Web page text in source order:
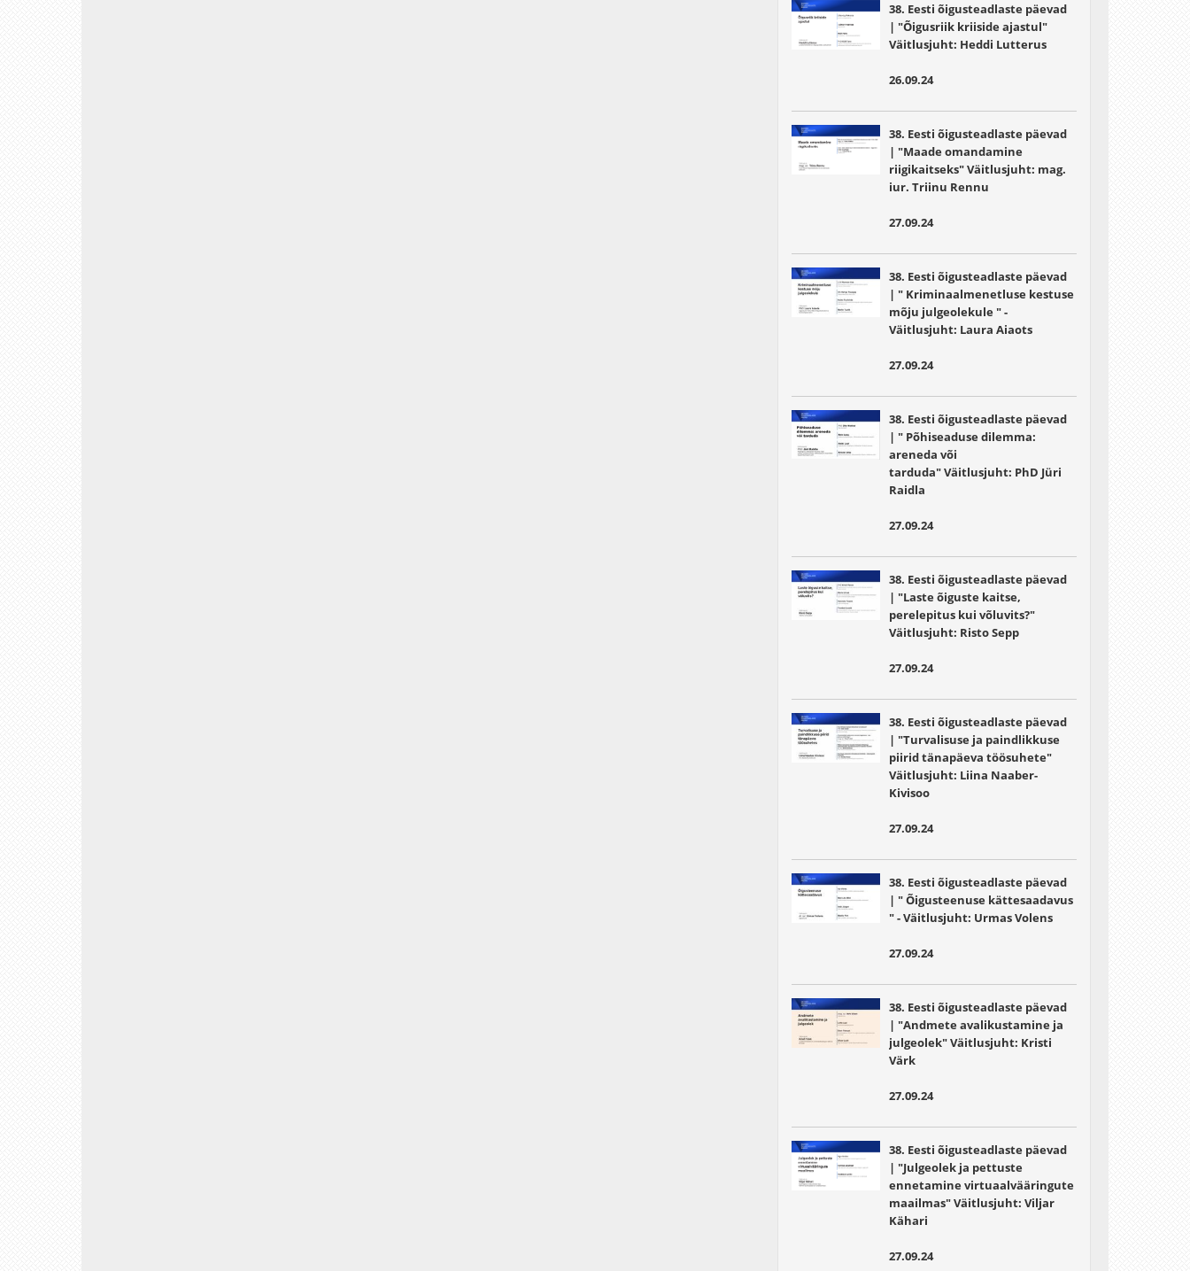
38. Eesti õigusteadlaste päevad
| "Õigusriik kriiside ajastul"
Väitlusjuht: Heddi Lutterus
26.09.24
38. Eesti õigusteadlaste päevad
| "Maade omandamine
riigikaitseks" Väitlusjuht: mag.
iur. Triinu Rennu
27.09.24
38. Eesti õigusteadlaste päevad
| " Kriminaalmenetluse kestuse
mõju julgeolekule " -
Väitlusjuht: Laura Aiaots
27.09.24
38. Eesti õigusteadlaste päevad
| " Põhiseaduse dilemma:
areneda või
tarduda" Väitlusjuht: PhD Jüri
Raidla
27.09.24
38. Eesti õigusteadlaste päevad
| "Laste õiguste kaitse,
perelepitus kui võluvits?"
Väitlusjuht: Risto Sepp
27.09.24
38. Eesti õigusteadlaste päevad
| "Turvalisuse ja paindlikkuse
piirid tänapäeva töösuhete"
Väitlusjuht: Liina Naaber-
Kivisoo
27.09.24
38. Eesti õigusteadlaste päevad
| " Õigusteenuse kättesaadavus
" - Väitlusjuht: Urmas Volens
27.09.24
38. Eesti õigusteadlaste päevad
| "Andmete avalikustamine ja
julgeolek" Väitlusjuht: Kristi
Värk
27.09.24
38. Eesti õigusteadlaste päevad
| "Julgeolek ja pettuste
ennetamine virtuaalvääringute
maailmas" Väitlusjuht: Viljar
Kähari
27.09.24